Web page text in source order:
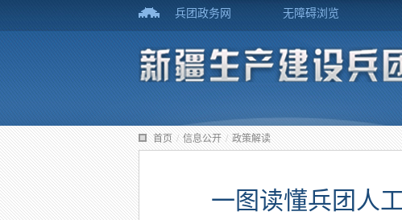
兵团政务网 无障碍浏览
首页 / 信息公开 / 政策解读
一图读懂兵团人